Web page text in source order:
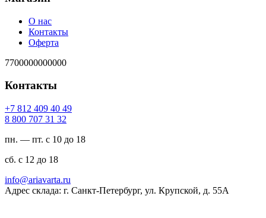
О нас
Контакты
Оферта
7700000000000
Контакты
94 04 904 218 7+
23 13 707 008 8
пн. — пт. с 10 до 18
сб. с 12 до 18
ur.atravaira@ofni
Адрес склада: г. Санкт-Петербург, ул. Крупской, д. 55А